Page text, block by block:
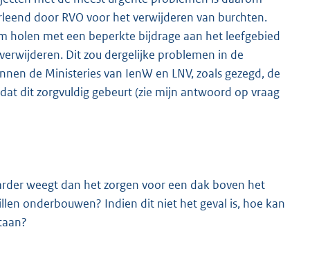
door RVO voor het verwijderen van burchten.
holen met een beperkte bijdrage aan het leefgebied
Dit zou dergelijke problemen in de
de Ministeries van IenW en LNV, zoals gezegd, de
dit zorgvuldig gebeurt (zie mijn antwoord op vraag
weegt dan het zorgen voor een dak boven het
onderbouwen? Indien dit niet het geval is, hoe kan